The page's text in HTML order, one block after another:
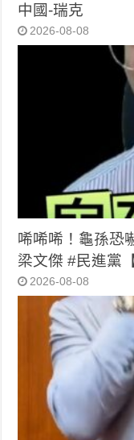
中國-瑞克
2026-08-08
唏唏唏！龜孫恐
梁文傑 #民進黨
2026-08-08